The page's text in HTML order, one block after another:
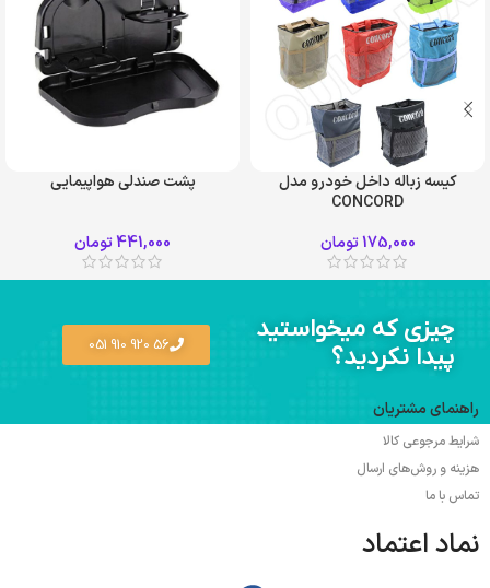
کیسه زباله داخل خودرو مدل
CONCORD
175,000تومان
پشت صندلی هواپیمایی
441,000تومان
چیزی که میخواستید
پیدا نکردید؟
56 920 910 051
راهنمای مشتریان
شرایط مرجوعی کالا
هزینه و روش‌های ارسال
تماس با ما
نماد اعتماد